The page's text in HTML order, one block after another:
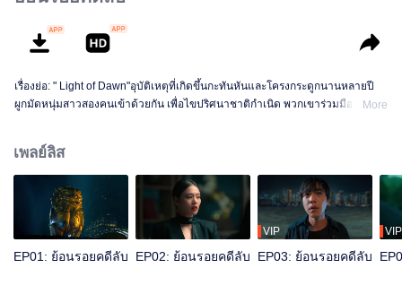
เรื่องย่อ: " Light of Dawn"อุบัติเหตุที่เกิดขึ้นกะทันหันและโครงกระดูกนานหลายปี
ผูกมัดหนุ่มสาวสองคนเข้าด้วยกัน เพื่อไขปริศนาชาติกำเนิด พวกเขาร่วมมือกับMore
เพลย์ลิส
EP01: ย้อนรอยคดีลับ EP02: ย้อนรอยคดีลับ
VIP
EP03: ย้อนรอยคดีลับ
VIP